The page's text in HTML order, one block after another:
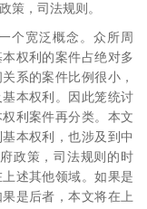
策，司法规则。
个宽泛概念。众所周
权利的案件占绝对多
系的案件比例很小，
基本权利。因此笼统讨
利案件再分类。本文
本权利，也涉及到 中
政策，司法规则的时
述其他领域。如果是
是后者，本文将在上